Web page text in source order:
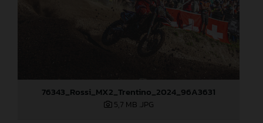
76343_Rossi_MX2_Trentino_2024_96A3631
5,7 MB .JPG